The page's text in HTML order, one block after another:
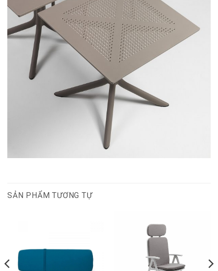
SẢN PHẨM TƯƠNG TỰ